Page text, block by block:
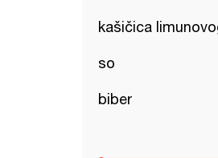
kašičica
so
biber